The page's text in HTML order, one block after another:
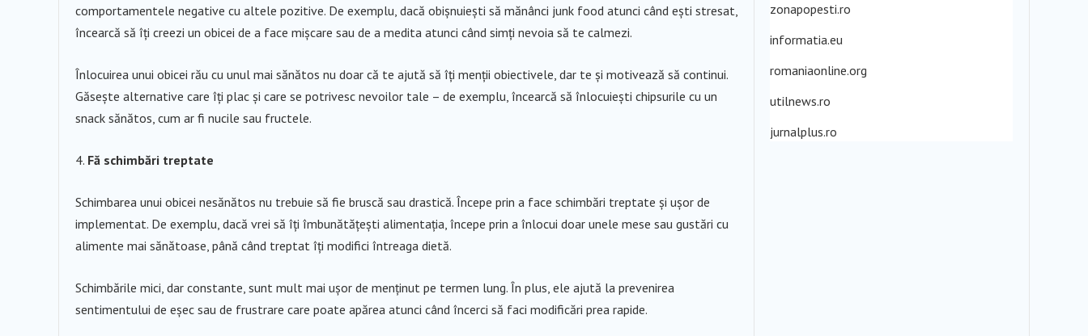
comportamentele negative cu altele pozitive. De exemplu, dacă obișnuiești să mănânci junk food atunci când ești stresat,
încearcă să îți creezi un obicei de a face mișcare sau de a medita atunci când simți nevoia să te calmezi.
Înlocuirea unui obicei rău cu unul mai sănătos nu doar că te ajută să îți menții obiectivele, dar te și motivează să continui.
Găsește alternative care îți plac și care se potrivesc nevoilor tale – de exemplu, încearcă să înlocuiești chipsurile cu un
snack sănătos, cum ar fi nucile sau fructele.
Fă schimbări treptate
Schimbarea unui obicei nesănătos nu trebuie să fie bruscă sau drastică. Începe prin a face schimbări treptate și ușor de
implementat. De exemplu, dacă vrei să îți îmbunătățești alimentația, începe prin a înlocui doar unele mese sau gustări cu
alimente mai sănătoase, până când treptat îți modifici întreaga dietă.
Schimbările mici, dar constante, sunt mult mai ușor de menținut pe termen lung. În plus, ele ajută la prevenirea
sentimentului de eșec sau de frustrare care poate apărea atunci când încerci să faci modificări prea rapide.
zonapopesti.ro
informatia.eu
romaniaonline.org
utilnews.ro
jurnalplus.ro